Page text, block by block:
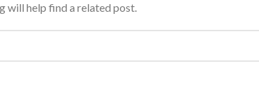
will help find a related post.